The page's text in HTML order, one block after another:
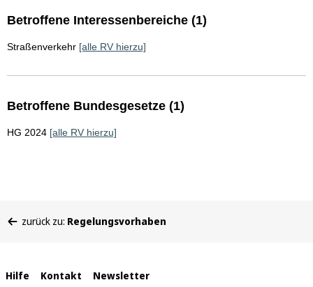
Betroffene Interessenbereiche (1)
Straßenverkehr [alle RV hierzu]
Betroffene Bundesgesetze (1)
HG 2024 [alle RV hierzu]
befinden
zurück zu: Regelungsvorhaben
Interne
Hilfe Kontakt Newsletter